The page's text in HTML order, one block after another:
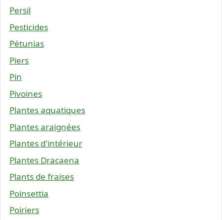
Persil
Pesticides
Pétunias
Piers
Pin
Pivoines
Plantes aquatiques
Plantes araignées
Plantes d'intérieur
Plantes Dracaena
Plants de fraises
Poinsettia
Poiriers